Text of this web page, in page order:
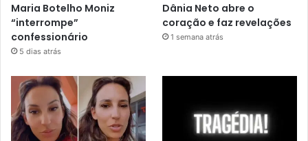
Maria Botelho Moniz
“interrompe”
confessionário
5 dias atrás
Dânia Neto abre o
coração e faz revelações
1 semana atrás